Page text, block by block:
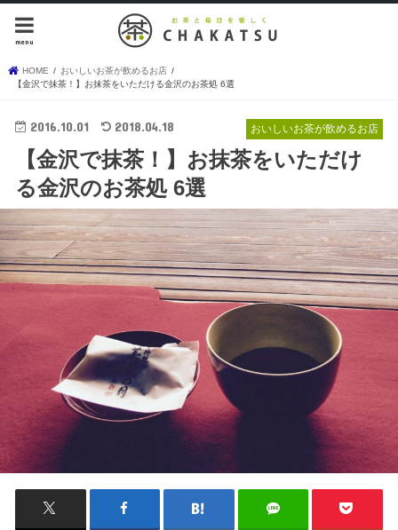
menu
HOME
おいしいお茶が飲めるお店
【金沢で抹茶！】お抹茶をいただける金沢のお茶処 6選
おいしいお茶が飲めるお店
2016.10.01 2018.04.18
【金沢で抹茶！】お抹茶をいただけ
る金沢のお茶処 6選